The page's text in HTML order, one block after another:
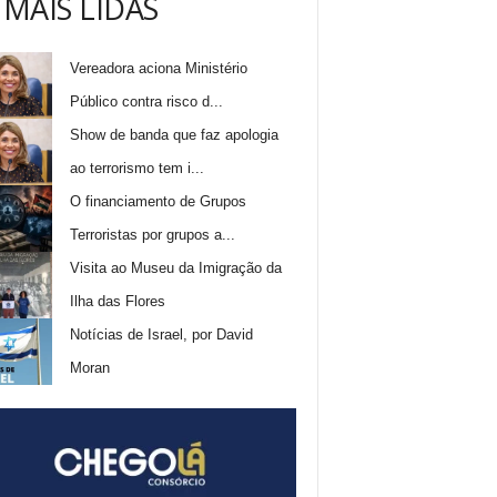
LIDAS
Vereadora aciona Ministério
Público contra risco d...
Show de banda que faz apologia
ao terrorismo tem i...
O financiamento de Grupos
Terroristas por grupos a...
Visita ao Museu da Imigração da
Ilha das Flores
Notícias de Israel, por David
Moran